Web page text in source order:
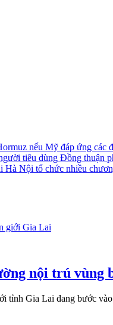
nếu Mỹ đáp ứng các
tiêu dùng Đồng thuận
Hà Nội tổ chức nhiều
nội trú vùng
Gia Lai đang bước